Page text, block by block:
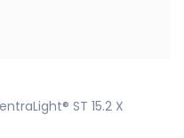
ST 15.2 X